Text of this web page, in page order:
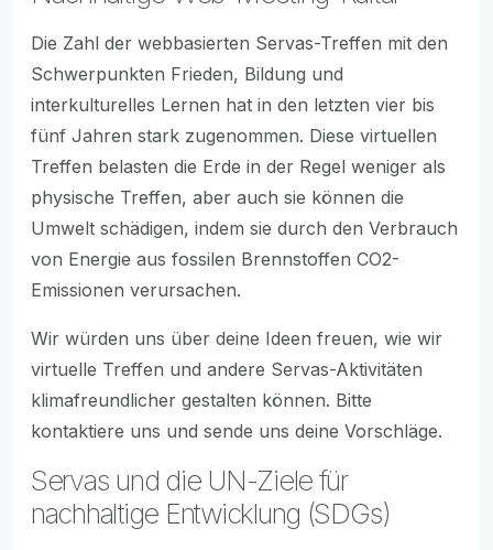
Die Zahl der webbasierten Servas-Treffen mit den
Schwerpunkten Frieden, Bildung und
interkulturelles Lernen hat in den letzten vier bis
fünf Jahren stark zugenommen. Diese virtuellen
Treffen belasten die Erde in der Regel weniger als
physische Treffen, aber auch sie können die
Umwelt schädigen, indem sie durch den Verbrauch
von Energie aus fossilen Brennstoffen CO2-
Emissionen verursachen.
Wir würden uns über deine Ideen freuen, wie wir
virtuelle Treffen und andere Servas-Aktivitäten
klimafreundlicher gestalten können. Bitte
kontaktiere uns und sende uns deine Vorschläge.
Servas und die UN-Ziele für
nachhaltige Entwicklung (SDGs)